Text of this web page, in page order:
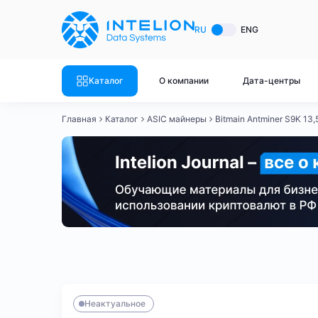
RU ENG
Каталог О компании Дата-центры
ASIC майнеры
Canaan
Innosilicon
Готовый
Готовый
Готовый
Готовый
Готовый
Главная Каталог ASIC майнеры Bitmain Antminer S9K
Неактуальное